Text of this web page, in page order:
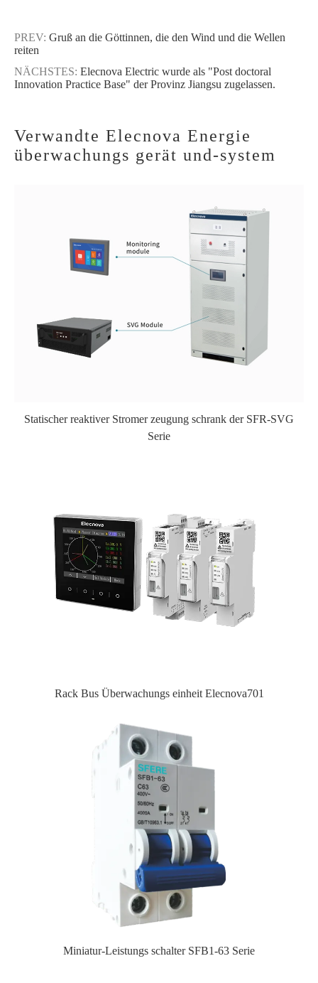
PREV: Gruß an die Göttinnen, die den Wind und die Wellen
reiten
NÄCHSTES: Elecnova Electric wurde als "Post doctoral
Innovation Practice Base" der Provinz Jiangsu zugelassen.
Verwandte Elecnova Energie
überwachungs gerät und-system
Statischer reaktiver Stromer zeugung schrank der SFR-SVG
Serie
Rack Bus Überwachungs einheit Elecnova701
Miniatur-Leistungs schalter SFB1-63 Serie